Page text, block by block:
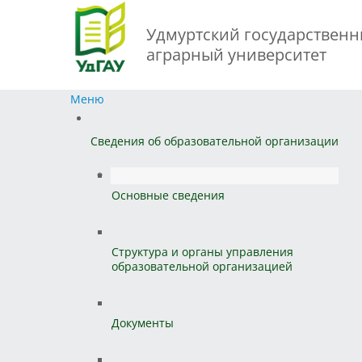
Удмуртский
аграрный университет
Меню
Сведения об образовательной организации
Основные сведения
Структура и органы управления
образовательной организацией
Документы